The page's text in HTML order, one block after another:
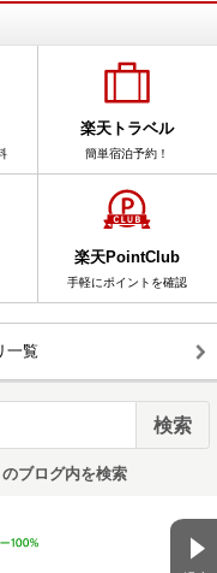
楽天トラベル
簡単宿泊予約！
楽天PointClub
手軽にポイントを確認
一覧
ブログ内を検索